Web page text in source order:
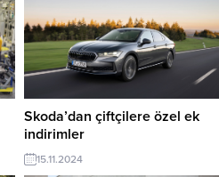
Skoda’dan çiftçilere özel ek
indirimler
15.11.2024